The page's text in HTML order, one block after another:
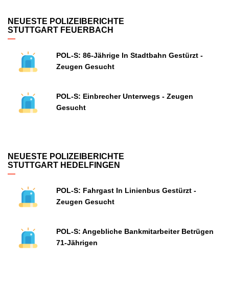
NEUESTE POLIZEIBERICHTE
STUTTGART FEUERBACH
POL-S: 86-Jährige In Stadtbahn Gestürzt -
Zeugen Gesucht
POL-S: Einbrecher Unterwegs - Zeugen
Gesucht
NEUESTE POLIZEIBERICHTE
STUTTGART HEDELFINGEN
POL-S: Fahrgast In Linienbus Gestürzt -
Zeugen Gesucht
POL-S: Angebliche Bankmitarbeiter Betrügen
71-Jährigen